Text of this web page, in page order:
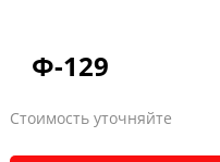
Ф-129
Стоимость уточняйте